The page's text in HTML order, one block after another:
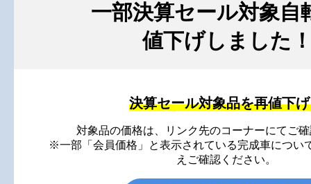
一部決算セール対象自
値下げしました
決算セール対象品を再値下
対象品の価格は、リンク先のコーナーにてご
※一部「会員価格」と表示されている完成車につい
えご確認ください。